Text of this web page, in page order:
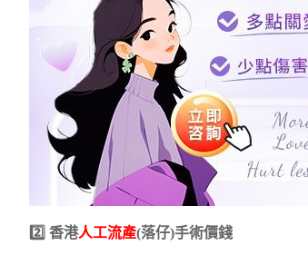
2️⃣ 香港人工流產(落仔)手術價錢